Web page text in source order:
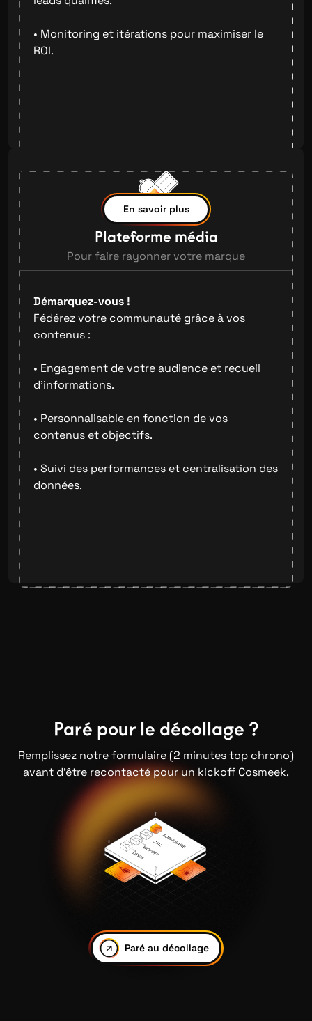
• Monitoring et itérations pour maximiser le
ROI.
Plateforme média
Pour faire rayonner votre marque
Démarquez-vous !
Fédérez votre communauté grâce à vos
contenus :
• Engagement de votre audience et recueil
d'informations.
• Personnalisable en fonction de vos
contenus et objectifs.
• Suivi des performances et centralisation des
données.
En savoir plus
Paré pour le décollage ?
Remplissez notre formulaire (2 minutes top chrono)
avant d'être recontacté pour un kickoff Cosmeek.
Paré au décollage